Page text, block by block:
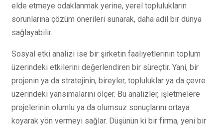
elde etmeye odaklanmak yerine, yerel toplulukların
sorunlarına çözüm önerileri sunarak, daha adil bir dünya
sağlayabilir.
Sosyal etki analizi ise bir şirketin faaliyetlerinin toplum
üzerindeki etkilerini değerlendiren bir süreçtir. Yani, bir
projenin ya da stratejinin, bireyler, topluluklar ya da çevre
üzerindeki yansımalarını ölçer. Bu analizler, işletmelere
projelerinin olumlu ya da olumsuz sonuçlarını ortaya
koyarak yön vermeyi sağlar. Düşünün ki bir firma, yeni bir